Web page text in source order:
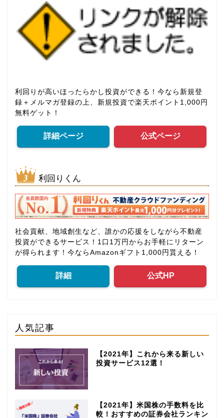
利回りが高いほったらかし投資ができる！今なら新規登
録＋メルマガ登録の上、新規投資で楽天ポイント1,000円
無料ゲット！
詳細ページ 公式ページ
利回りくん
社会貢献、地域創生など、誰かの応援をしながら不動産
投資ができるサービス！1口1万円からお手軽にリターン
が得られます！今ならAmazonギフト1,000円貰える！
詳細 公式HP
人気記事
【2021年】これから来る新しい
投資サービス12選！
【2021年】米国株の手数料を比
較！おすすめの証券会社ランキン